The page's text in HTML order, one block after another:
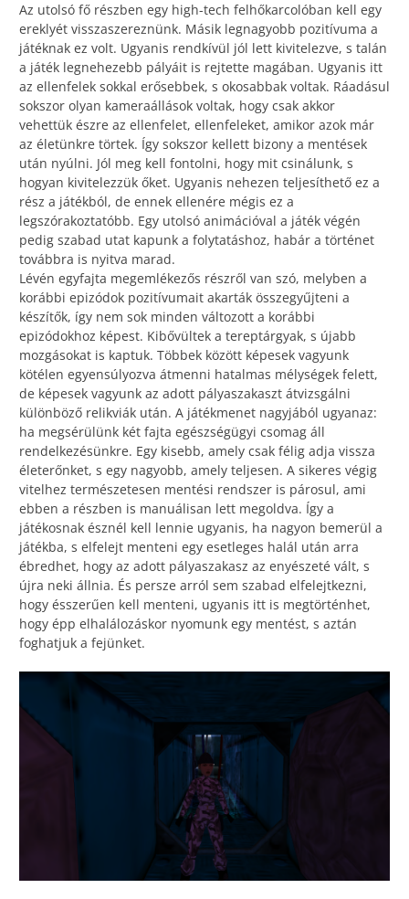
Az utolsó fő részben egy high-tech felhőkarcolóban kell egy
ereklyét visszaszereznünk. Másik legnagyobb pozitívuma a
játéknak ez volt. Ugyanis rendkívül jól lett kivitelezve, s talán
a játék legnehezebb pályáit is rejtette magában. Ugyanis itt
az ellenfelek sokkal erősebbek, s okosabbak voltak. Ráadásul
sokszor olyan kameraállások voltak, hogy csak akkor
vehettük észre az ellenfelet, ellenfeleket, amikor azok már
az életünkre törtek. Így sokszor kellett bizony a mentések
után nyúlni. Jól meg kell fontolni, hogy mit csinálunk, s
hogyan kivitelezzük őket. Ugyanis nehezen teljesíthető ez a
rész a játékból, de ennek ellenére mégis ez a
legszórakoztatóbb. Egy utolsó animációval a játék végén
pedig szabad utat kapunk a folytatáshoz, habár a történet
továbbra is nyitva marad.
Lévén egyfajta megemlékezős részről van szó, melyben a
korábbi epizódok pozitívumait akarták összegyűjteni a
készítők, így nem sok minden változott a korábbi
epizódokhoz képest. Kibővültek a tereptárgyak, s újabb
mozgásokat is kaptuk. Többek között képesek vagyunk
kötélen egyensúlyozva átmenni hatalmas mélységek felett,
de képesek vagyunk az adott pályaszakaszt átvizsgálni
különböző relikviák után. A játékmenet nagyjából ugyanaz:
ha megsérülünk két fajta egészségügyi csomag áll
rendelkezésünkre. Egy kisebb, amely csak félig adja vissza
életerőnket, s egy nagyobb, amely teljesen. A sikeres végig
vitelhez természetesen mentési rendszer is párosul, ami
ebben a részben is manuálisan lett megoldva. Így a
játékosnak észnél kell lennie ugyanis, ha nagyon bemerül a
játékba, s elfelejt menteni egy esetleges halál után arra
ébredhet, hogy az adott pályaszakasz az enyészeté vált, s
újra neki állnia. És persze arról sem szabad elfelejtkezni,
hogy ésszerűen kell menteni, ugyanis itt is megtörténhet,
hogy épp elhalálozáskor nyomunk egy mentést, s aztán
foghatjuk a fejünket.